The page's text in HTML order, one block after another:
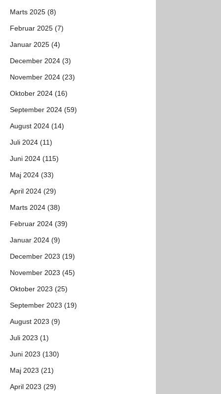
Marts 2025 (8)
Februar 2025 (7)
Januar 2025 (4)
December 2024 (3)
November 2024 (23)
Oktober 2024 (16)
September 2024 (59)
August 2024 (14)
Juli 2024 (11)
Juni 2024 (115)
Maj 2024 (33)
April 2024 (29)
Marts 2024 (38)
Februar 2024 (39)
Januar 2024 (9)
December 2023 (19)
November 2023 (45)
Oktober 2023 (25)
September 2023 (19)
August 2023 (9)
Juli 2023 (1)
Juni 2023 (130)
Maj 2023 (21)
April 2023 (29)